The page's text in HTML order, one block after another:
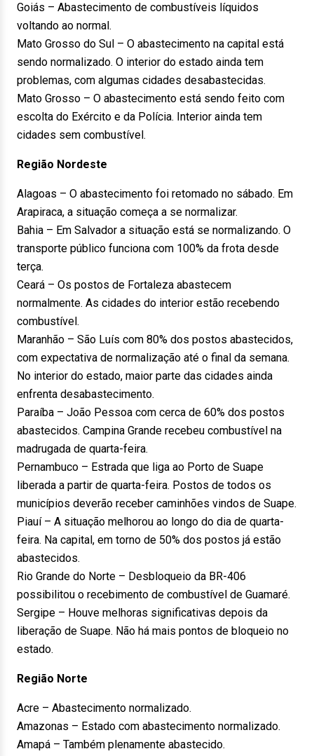
Goiás – Abastecimento de combustíveis líquidos
voltando ao normal.
Mato Grosso do Sul – O abastecimento na capital está
sendo normalizado. O interior do estado ainda tem
problemas, com algumas cidades desabastecidas.
Mato Grosso – O abastecimento está sendo feito com
escolta do Exército e da Polícia. Interior ainda tem
cidades sem combustível.
Região Nordeste
Alagoas – O abastecimento foi retomado no sábado. Em
Arapiraca, a situação começa a se normalizar.
Bahia – Em Salvador a situação está se normalizando. O
transporte público funciona com 100% da frota desde
terça.
Ceará – Os postos de Fortaleza abastecem
normalmente. As cidades do interior estão recebendo
combustível.
Maranhão – São Luís com 80% dos postos abastecidos,
com expectativa de normalização até o final da semana.
No interior do estado, maior parte das cidades ainda
enfrenta desabastecimento.
Paraíba – João Pessoa com cerca de 60% dos postos
abastecidos. Campina Grande recebeu combustível na
madrugada de quarta-feira.
Pernambuco – Estrada que liga ao Porto de Suape
liberada a partir de quarta-feira. Postos de todos os
municípios deverão receber caminhões vindos de Suape.
Piauí – A situação melhorou ao longo do dia de quarta-
feira. Na capital, em torno de 50% dos postos já estão
abastecidos.
Rio Grande do Norte – Desbloqueio da BR-406
possibilitou o recebimento de combustível de Guamaré.
Sergipe – Houve melhoras significativas depois da
liberação de Suape. Não há mais pontos de bloqueio no
estado.
Região Norte
Acre – Abastecimento normalizado.
Amazonas – Estado com abastecimento normalizado.
Amapá – Também plenamente abastecido.